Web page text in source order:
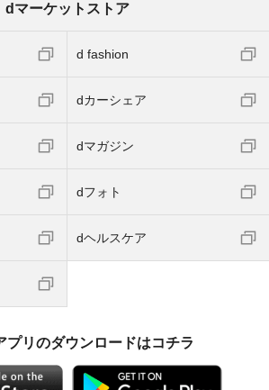
dマーケットストア
d fashion
dカーシェア
dマガジン
dフォト
dヘルスケア
プリのダウンロードはコチラ